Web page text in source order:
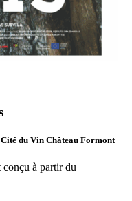
du Vin Château Formont
conçu à partir du